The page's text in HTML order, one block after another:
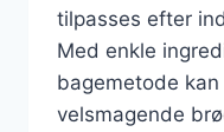
tilpasses efter
Med enkle
bagemetode
velsmagende